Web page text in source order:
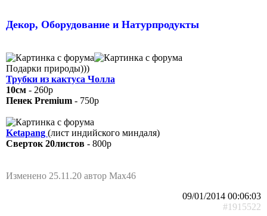
Декор, Оборудование и Натурпродукты
Подарки природы)))
Трубки из кактуса Чолла
10см - 260р
Пенек Premium - 750р
Ketapang (лист индийского миндаля)
Сверток 20листов - 800р
Изменено 25.11.20 автор Max46
09/01/2014 00:06:03
#1915522